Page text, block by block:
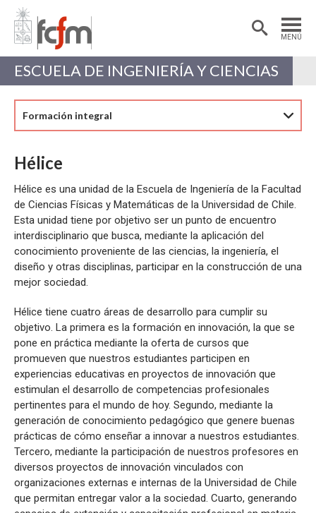
MENÚ
Estudiantes
Académicas/os
ESCUELA DE INGENIERÍA Y CIENCIAS
Formación integral
Hélice
Hélice es una unidad de la Escuela de Ingeniería de la Facultad
de Ciencias Físicas y Matemáticas de la Universidad de Chile.
Esta unidad tiene por objetivo ser un punto de encuentro
interdisciplinario que busca, mediante la aplicación del
conocimiento proveniente de las ciencias, la ingeniería, el
diseño y otras disciplinas, participar en la construcción de una
mejor sociedad.
Hélice tiene cuatro áreas de desarrollo para cumplir su
objetivo. La primera es la formación en innovación, la que se
pone en práctica mediante la oferta de cursos que
promueven que nuestros estudiantes participen en
experiencias educativas en proyectos de innovación que
estimulan el desarrollo de competencias profesionales
pertinentes para el mundo de hoy. Segundo, mediante la
generación de conocimiento pedagógico que genere buenas
prácticas de cómo enseñar a innovar a nuestros estudiantes.
Tercero, mediante la participación de nuestros profesores en
diversos proyectos de innovación vinculados con
organizaciones externas e internas de la Universidad de Chile
que permitan entregar valor a la sociedad. Cuarto, generando